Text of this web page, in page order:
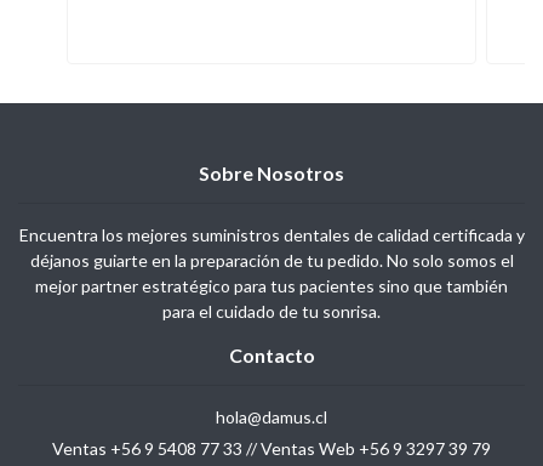
Sobre Nosotros
Encuentra los mejores suministros dentales de calidad certificada y
déjanos guiarte en la preparación de tu pedido. No solo somos el
mejor partner estratégico para tus pacientes sino que también
para el cuidado de tu sonrisa.
Contacto
hola@damus.cl
Ventas +56 9 5408 77 33 // Ventas Web +56 9 3297 39 79